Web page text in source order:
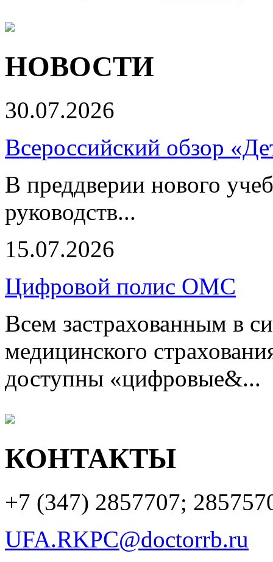
НОВОСТИ
30.07.2026
Всероссийский обзор
В преддверии нового
руководств...
15.07.2026
Цифровой полис ОМС
Всем застрахованным в
медицинского
доступны «цифровые&...
КОНТАКТЫ
+7 (347) 2857707;
UFA.RKPC@doctorrb.ru